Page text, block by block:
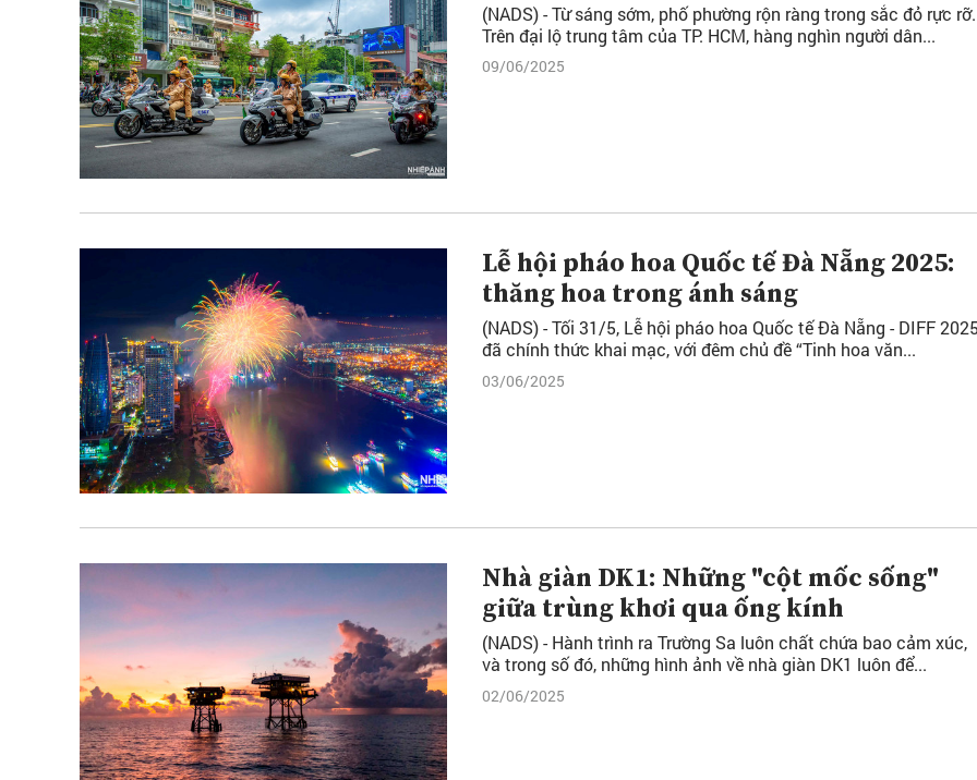
(NADS) - Từ sáng sớm, phố phường rộn ràng trong sắc đỏ rực rỡ.
Trên đại lộ trung tâm của TP. HCM, hàng nghìn người dân...
09/06/2025
Lễ hội pháo hoa Quốc tế Đà Nẵng 2025:
thăng hoa trong ánh sáng
(NADS) - Tối 31/5, Lễ hội pháo hoa Quốc tế Đà Nẵng - DIFF
đã chính thức khai mạc, với đêm chủ đề “Tinh hoa văn...
03/06/2025
Nhà giàn DK1: Những "cột mốc sống"
giữa trùng khơi qua ống kính
(NADS) - Hành trình ra Trường Sa luôn chất chứa bao cảm xúc,
và trong số đó, những hình ảnh về nhà giàn DK1 luôn để...
02/06/2025